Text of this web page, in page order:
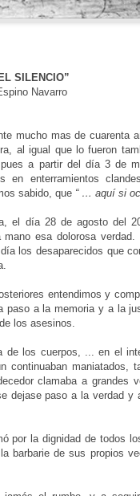
SILENCIO”
Navarro
mucho mas de cuarenta
al igual que lo fueron
a partir del día 3 de
en enterramientos
sabido, que “ … aquí si
el día 28 de agosto del
esa dolorosa
los desaparecidos que
entendimos y
paso a la memoria y a la
los asesinos.
los cuerpos, ... en el
continuaban
clamaba a grandes
dejase paso a la verdad y
por la dignidad de todos
barbarie de sus propios